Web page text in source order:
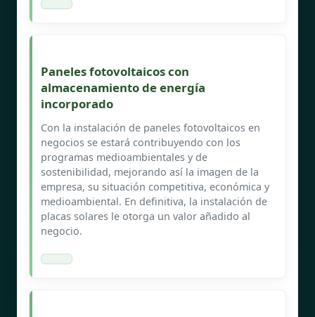
Paneles fotovoltaicos con
almacenamiento de energía
incorporado
Con la instalación de paneles fotovoltaicos en
negocios se estará contribuyendo con los
programas medioambientales y de
sostenibilidad, mejorando así la imagen de la
empresa, su situación competitiva, económica y
medioambiental. En definitiva, la instalación de
placas solares le otorga un valor añadido al
negocio.